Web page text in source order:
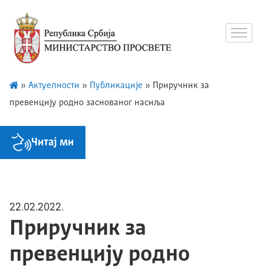
» Актуелности » Публикације » Приручник за
превенцију родно заснованог насиља
Читај ми
22.02.2022.
Приручник за
превенцију родно